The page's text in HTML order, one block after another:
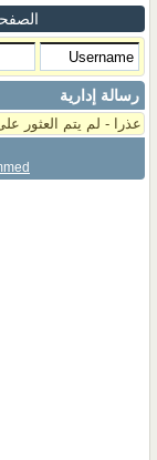
رسالة إدارية
عذرا - لم يتم العثور